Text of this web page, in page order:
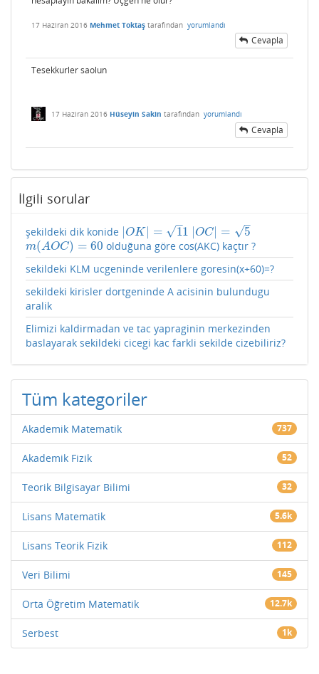
17 Haziran 2016 Mehmet Toktaş tarafından yorumlandı
Cevapla
Tesekkurler saolun
17 Haziran 2016 Hüseyin Sakin tarafından yorumlandı
Cevapla
İlgili sorular
şekildeki dik konide |OK| = 1
–
√ 1
|OK| 11 |OC| = 5
–
√
|OC| =5
m(AOC) = 60
m(AOC)=60
olduğuna göre cos(AKC) kaçtır ?
sekildeki KLM ucgeninde verilenlere goresin(x+60)=?
sekildeki kirisler dortgeninde A acisinin bulundugu
aralik
Elimizi kaldirmadan ve tac yapraginin merkezinden
baslayarak sekildeki cicegi kac farkli sekilde cizebiliriz?
Tüm kategoriler
Akademik Matematik 737
Akademik Fizik 52
Teorik Bilgisayar Bilimi 32
Lisans Matematik 5.6k
Lisans Teorik Fizik 112
Veri Bilimi 145
Orta Öğretim Matematik 12.7k
Serbest 1k